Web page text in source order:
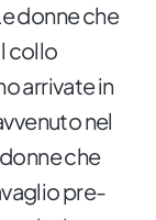
donne che
collo
arrivate in
nel
che
pre-